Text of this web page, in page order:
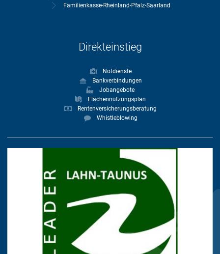
Familienkasse-Rheinland-Pfalz-Saarland
Direkteinstieg
Notdienste
Bankverbindungen
Jobangebote
Flächennutzungsplan
Rentenversicherungsberatung
Whistleblowing